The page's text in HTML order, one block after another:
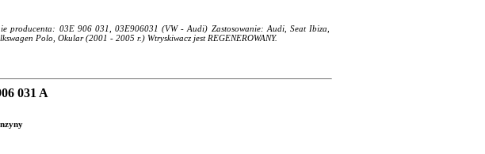
producenta: 03E 906 031, 03E906031 (VW - Audi) Zastosowanie: Audi, Seat Ibiza,
Polo, Okular (2001 - 2005 r.) Wtryskiwacz jest REGENEROWANY.
031 A